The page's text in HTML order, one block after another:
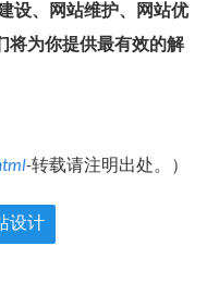
设、网站维护、网站优
将为你提供最有效的解
-转载请注明出处。）
设计